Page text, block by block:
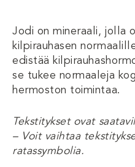
Jodi on mineraali, jolla
kilpirauhasen
edistää
se tukee normaaleja
hermoston toimintaa.
Tekstitykset ovat
– Voit vaihtaa
ratassymbolia.